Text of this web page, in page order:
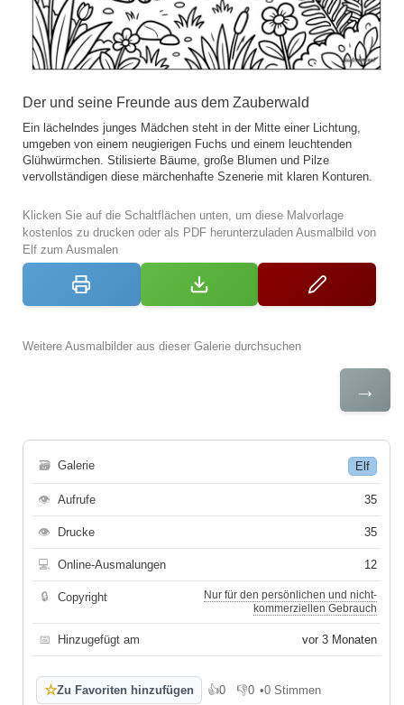
Der und seine Freunde aus dem Zauberwald
Ein lächelndes junges Mädchen steht in der Mitte einer Lichtung,
umgeben von einem neugierigen Fuchs und einem leuchtenden
Glühwürmchen. Stilisierte Bäume, große Blumen und Pilze
vervollständigen diese märchenhafte Szenerie mit klaren Konturen.
Klicken Sie auf die Schaltflächen unten, um diese Malvorlage
kostenlos zu drucken oder als PDF herunterzuladen Ausmalbild von
Elf zum Ausmalen
Weitere Ausmalbilder aus dieser Galerie durchsuchen
→
🗃 Galerie Elf
👁 Aufrufe 35
👁 Drucke 35
💻 Online-Ausmalungen 12
🔒 Copyright
Nur für den persönlichen und nicht-
kommerziellen Gebrauch
📅 Hinzugefügt am vor 3 Monaten
☆Zu Favoriten hinzufügen 👍0
Gefällt mir
👎0
Gefällt mir nicht
•0 Stimmen